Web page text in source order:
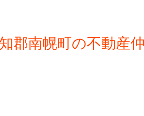
郡南幌町の不動産